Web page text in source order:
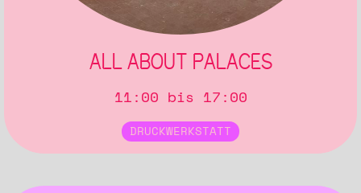
ALL ABOUT PALACES
11:00 bis 17:00
DRUCKWERKSTATT